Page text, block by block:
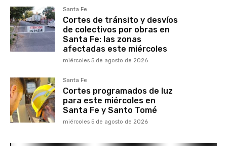
Santa Fe
Cortes de tránsito y desvíos
de colectivos por obras en
Santa Fe: las zonas
afectadas este miércoles
miércoles 5 de agosto de 2026
Santa Fe
Cortes programados de luz
para este miércoles en
Santa Fe y Santo Tomé
miércoles 5 de agosto de 2026